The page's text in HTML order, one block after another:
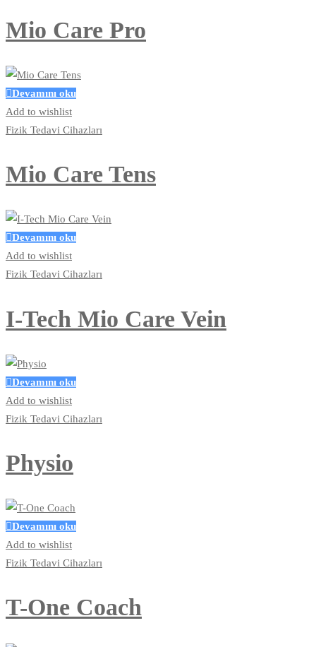
Mio Care Pro
Devamını oku
Add to wishlist
Fizik Tedavi Cihazları
Mio Care Tens
Devamını oku
Add to wishlist
Fizik Tedavi Cihazları
I-Tech Mio Care Vein
Devamını oku
Add to wishlist
Fizik Tedavi Cihazları
Physio
Devamını oku
Add to wishlist
Fizik Tedavi Cihazları
T-One Coach